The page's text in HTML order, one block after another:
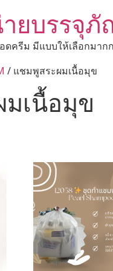
ยบรรจุ
ดครีม มีแบบให้เลือกมาก
/ แชมพูสระผมเนื้อมุข
เนื้อมุข